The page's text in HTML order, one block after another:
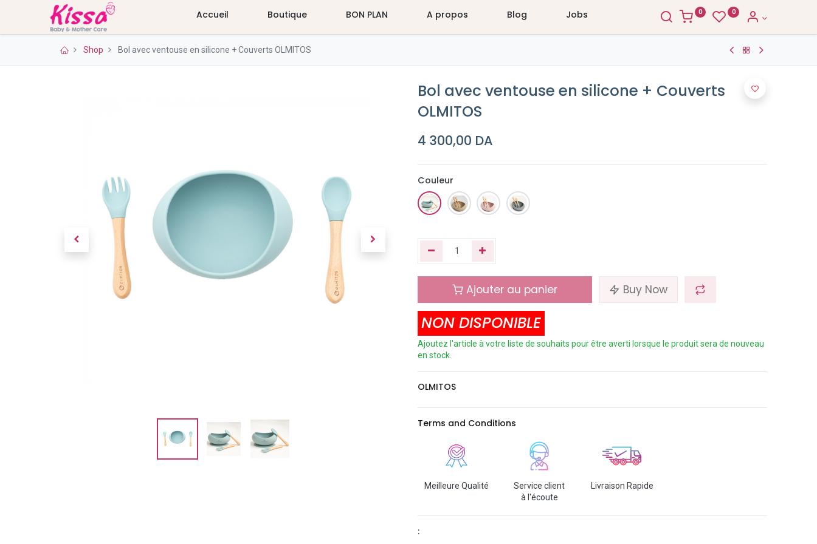
Accueil Boutique BON PLAN A propos Blog Jobs 0 0
Shop Bol avec ventouse en silicone + Couverts OLMITOS
Bol avec ventouse en silicone + Couverts
OLMITOS
4 300,00 DA
Couleur
Ajouter au panier Buy Now
NON DISPONIBLE
Ajoutez l'article à votre liste de souhaits pour être averti lorsque le produit sera de nouveau
en stock.
OLMITOS
Terms and Conditions
Meilleure Qualité
Service client
à l'écoute
Livraison Rapide
: